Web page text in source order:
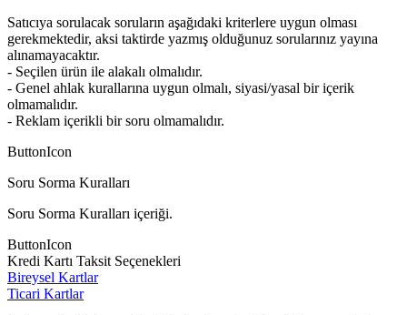
Satıcıya sorulacak soruların aşağıdaki kriterlere uygun olması
gerekmektedir, aksi taktirde yazmış olduğunuz sorularınız yayına
alınamayacaktır.
- Seçilen ürün ile alakalı olmalıdır.
- Genel ahlak kurallarına uygun olmalı, siyasi/yasal bir içerik
olmamalıdır.
- Reklam içerikli bir soru olmamalıdır.
ButtonIcon
Soru Sorma Kuralları
Soru Sorma Kuralları içeriği.
ButtonIcon
Kredi Kartı Taksit Seçenekleri
Bireysel Kartlar
Ticari Kartlar